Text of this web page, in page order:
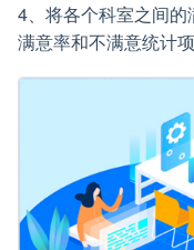
4、将各个科室之间
满意率和不满意统计项